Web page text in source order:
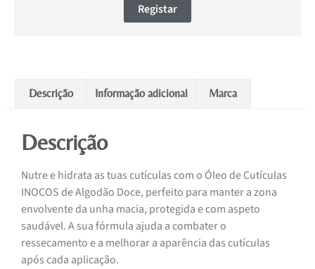
Registar
Descrição Informação adicional Marca
Descrição
Nutre e hidrata as tuas cutículas com o Óleo de Cutículas
INOCOS de Algodão Doce, perfeito para manter a zona
envolvente da unha macia, protegida e com aspeto
saudável. A sua fórmula ajuda a combater o
ressecamento e a melhorar a aparência das cutículas
após cada aplicação.